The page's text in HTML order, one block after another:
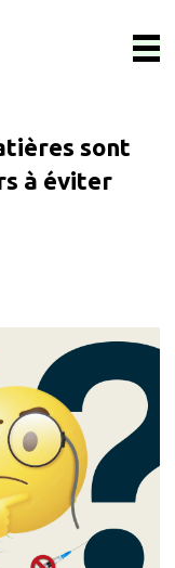
sont
à éviter